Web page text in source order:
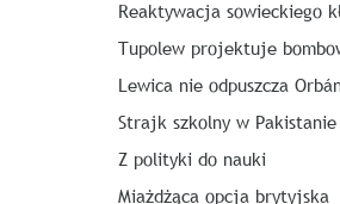
Reaktywacja sowieckiego
Tupolew projektuje
Lewica nie odpuszcza
Strajk szkolny w Pakistanie
Z polityki do nauki
Miażdżąca opcja brytyjska